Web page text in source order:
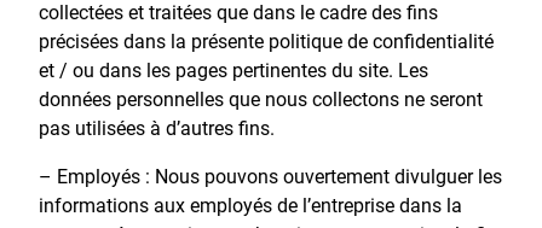
collectées et traitées que dans le cadre des fins
précisées dans la présente politique de confidentialité
et / ou dans les pages pertinentes du site. Les
données personnelles que nous collectons ne seront
pas utilisées à d’autres fins.
– Employés : Nous pouvons ouvertement divulguer les
informations aux employés de l’entreprise dans la